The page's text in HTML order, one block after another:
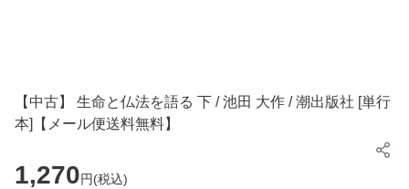
【中古】 生命と仏法を語る 下 / 池田 大作 / 潮出版社 [単行
本]【メール便送料無料】
1,270円(税込)